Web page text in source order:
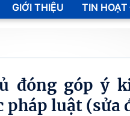
GIỚI THIỆU TIN
đóng góp ý
pháp luật (sửa